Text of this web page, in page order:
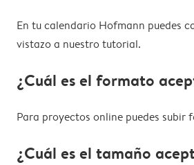
En tu calendario Hofmann puedes
vistazo a nuestro tutorial.
¿Cuál es el formato
Para proyectos online puedes subir
¿Cuál es el tamaño